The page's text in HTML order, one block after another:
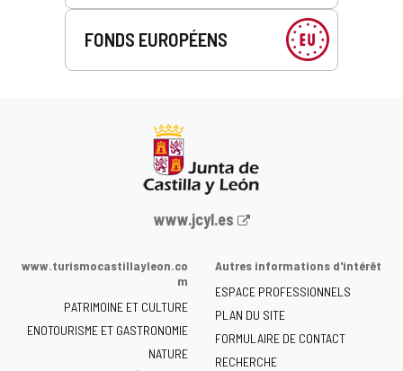
FONDS EUROPÉENS
Portail
la
de
Castilla
y
www.jcyl.es
www.turismocastillayleon.co
m
PATRIMOINE ET CULTURE
ENOTOURISME ET GASTRONOMIE
NATURE
Autres informations d'intérêt
ESPACE PROFESSIONNELS
PLAN DU SITE
FORMULAIRE DE CONTACT
RECHERCHE